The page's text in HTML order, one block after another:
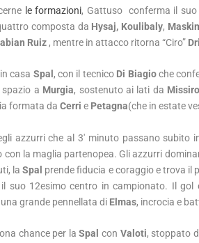
le formazioni, Gattuso conferma il
composta da Hysaj, Koulibaly,
Ruiz , mentre in attacco ritorna “Ciro”
casa Spal , con il tecnico Di Biagioche
a Murgia, sostenuto ai lati da
formata daCerri e Petagna(che in estate
azzurri che al 3′ minuto passano subito
con la maglia partenopea. Gli azzurri
laSpal prende fiducia e coraggio e trova il
suo 12esimo centro in campionato. Il gol
una grande pennellata di Elmas, incrocia e
chance per laSpal con Valoti, stoppato